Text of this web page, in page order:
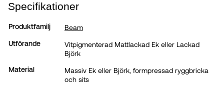
Specifikationer
Produktfamilj Beam
Utförande
Vitpigmenterad Mattlackad Ek eller Lackad
Björk
Material
Massiv Ek eller Björk, formpressad ryggbricka
och sits